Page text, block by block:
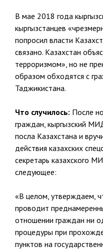
В мае 2018 года
кыргызстанцев
попросил власти
связано. Казахстан
терроризмом», но не
образом обходятся с
Таджикистана.
Что случилось: После
граждан, кыргызский
посла Казахстана и
действия казахских
секретарь казахского
следующее:
«В целом, утверждаем,
проводит
отношении граждан ни
процедуры при
пунктов на